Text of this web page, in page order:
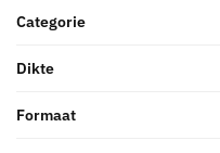
Categorie
Dikte
Formaat